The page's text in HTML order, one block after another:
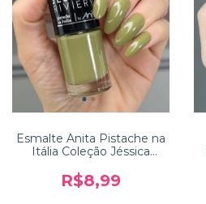
Esmalte Anita Pistache na
Itália Coleção Jéssica
R$8,99